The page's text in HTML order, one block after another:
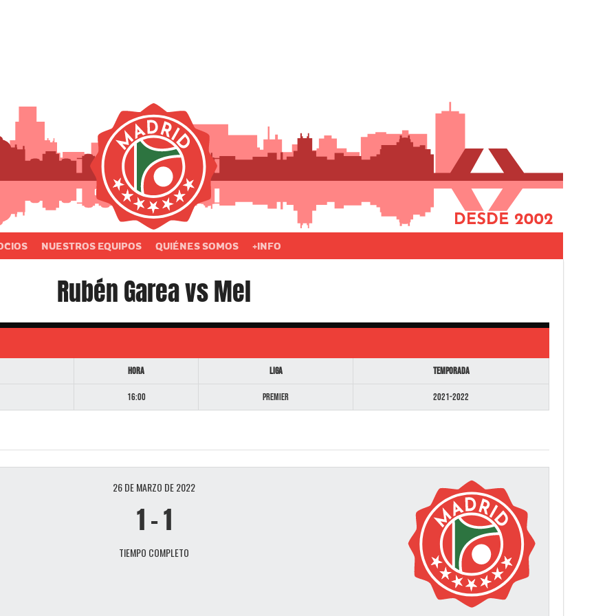
NUESTROS EQUIPOS QUIÉNES SOMOS +INFO
Rubén Garea vs Mel
Hora Liga Temporada
16:00 Premier 2021-2022
26 DE MARZO DE 2022
1-1
TIEMPO COMPLETO